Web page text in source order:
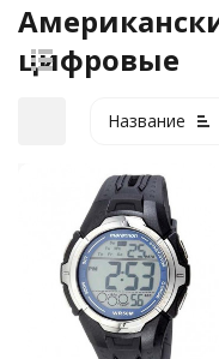
цифровые
Название